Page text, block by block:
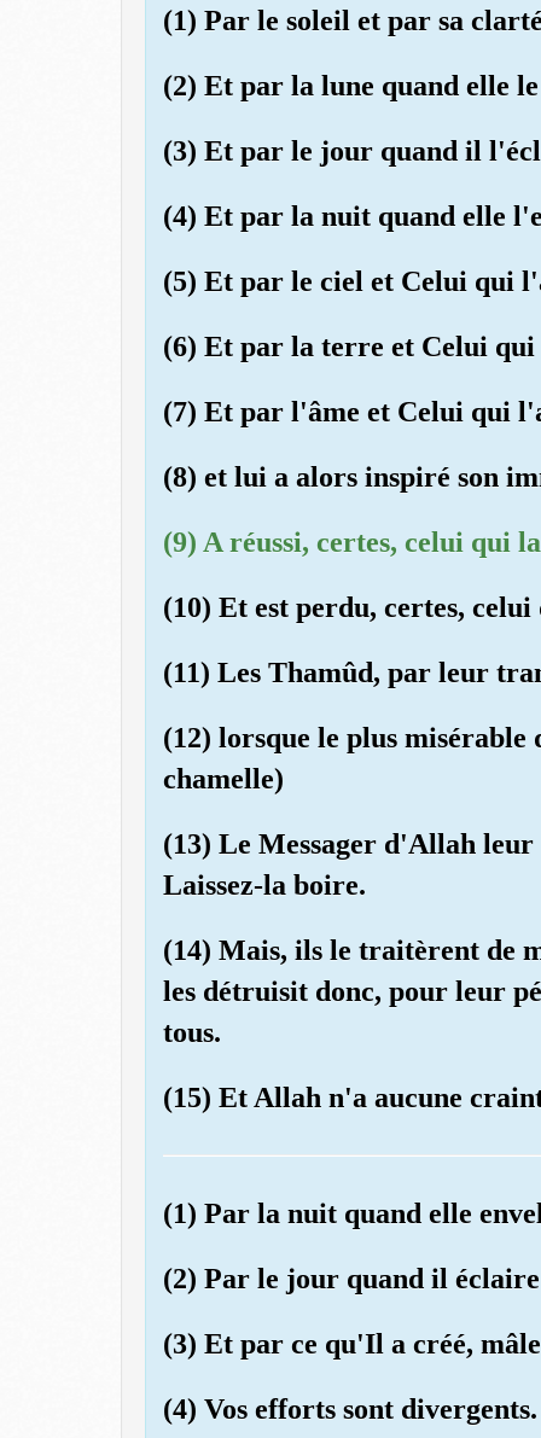
(1) Par le soleil et par sa
(2) Et par la lune quand elle
(3) Et par le jour quand il
(4) Et par la nuit quand elle
(5) Et par le ciel et Celui qui
(6) Et par la terre et Celui
(7) Et par l'âme et Celui qui
(8) et lui a alors inspiré son
(9) A réussi, certes, celui qui
(10) Et est perdu, certes,
(11) Les Thamûd, par leur
(12) lorsque le plus
chamelle)
(13) Le Messager d'Allah
Laissez-la boire.
(14) Mais, ils le traitèrent de
les détruisit donc, pour leur
tous.
(15) Et Allah n'a aucune
(1) Par la nuit quand elle
(2) Par le jour quand il
(3) Et par ce qu'Il a créé,
(4) Vos efforts sont divergents.